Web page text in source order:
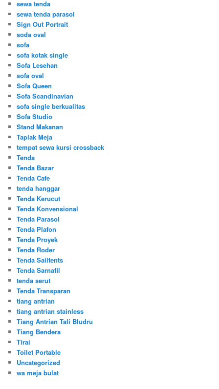
sewa tenda
sewa tenda parasol
Sign Out Portrait
soda oval
sofa
sofa kotak single
Sofa Lesehan
sofa oval
Sofa Queen
Sofa Scandinavian
sofa single berkualitas
Sofa Studio
Stand Makanan
Taplak Meja
tempat sewa kursi crossback
Tenda
Tenda Bazar
Tenda Cafe
tenda hanggar
Tenda Kerucut
Tenda Konvensional
Tenda Parasol
Tenda Plafon
Tenda Proyek
Tenda Roder
Tenda Sailtents
Tenda Sarnafil
tenda serut
Tenda Transparan
tiang antrian
tiang antrian stainless
Tiang Antrian Tali Bludru
Tiang Bendera
Tirai
Toilet Portable
Uncategorized
wa meja bulat